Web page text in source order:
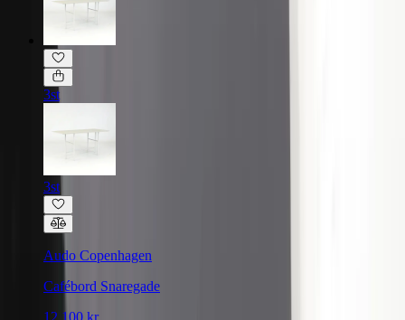
3st
3st
Audo Copenhagen
Cafébord Snaregade
12 100 kr